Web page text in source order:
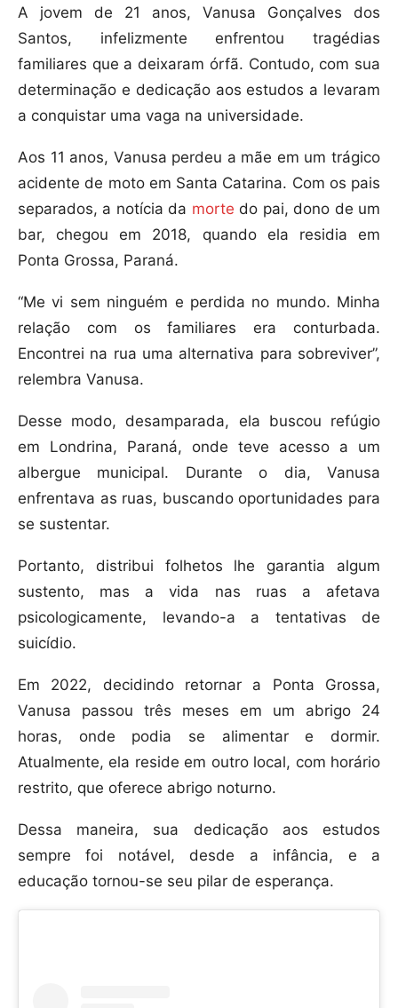
A jovem de 21 anos, Vanusa Gonçalves dos
Santos, infelizmente enfrentou tragédias
familiares que a deixaram órfã. Contudo, com sua
determinação e dedicação aos estudos a levaram
a conquistar uma vaga na universidade.
Aos 11 anos, Vanusa perdeu a mãe em um trágico
acidente de moto em Santa Catarina. Com os pais
separados, a notícia da morte do pai, dono de um
bar, chegou em 2018, quando ela residia em
Ponta Grossa, Paraná.
“Me vi sem ninguém e perdida no mundo. Minha
relação com os familiares era conturbada.
Encontrei na rua uma alternativa para sobreviver”,
relembra Vanusa.
Desse modo, desamparada, ela buscou refúgio
em Londrina, Paraná, onde teve acesso a um
albergue municipal. Durante o dia, Vanusa
enfrentava as ruas, buscando oportunidades para
se sustentar.
Portanto, distribui folhetos lhe garantia algum
sustento, mas a vida nas ruas a afetava
psicologicamente, levando-a a tentativas de
suicídio.
Em 2022, decidindo retornar a Ponta Grossa,
Vanusa passou três meses em um abrigo 24
horas, onde podia se alimentar e dormir.
Atualmente, ela reside em outro local, com horário
restrito, que oferece abrigo noturno.
Dessa maneira, sua dedicação aos estudos
sempre foi notável, desde a infância, e a
educação tornou-se seu pilar de esperança.